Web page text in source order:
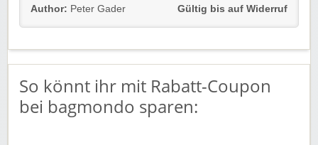
🧵Accessoirespassend zu vielen Styles
➡️ Einfach unserem Link folgen und profitieren!
Author: Peter Gader
Gültig bis auf Widerruf
So könnt ihr mit Rabatt-Coupon
bei bagmondo sparen: